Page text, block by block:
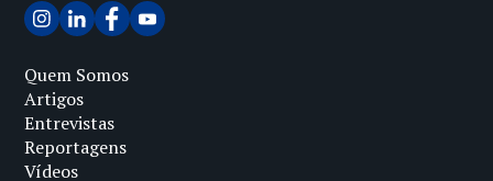
Quem Somos
Artigos
Entrevistas
Reportagens
Vídeos